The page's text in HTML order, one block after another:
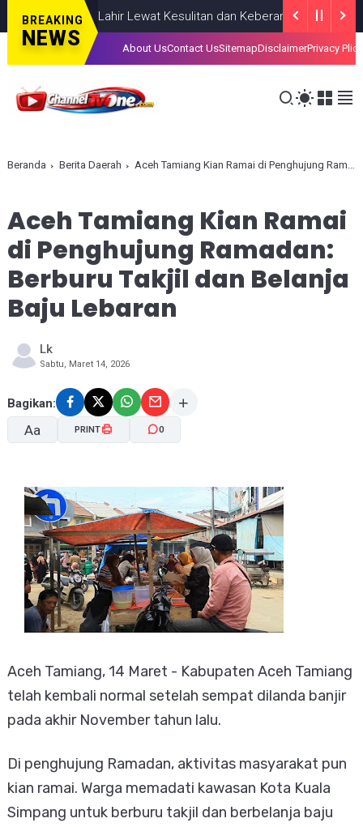
BREAKING
NEWS
Lahir Lewat Kesulitan dan Keberanian NASIONAL
About UsContact UsSitemapDisclaimerPrivacy Plice
Beranda Berita Daerah Aceh Tamiang Kian Ramai di Penghujung Ramadan: Berburu Takjil dan Belanja Baju Lebaran
Aceh Tamiang Kian Ramai
di Penghujung Ramadan:
Berburu Takjil dan Belanja
Baju Lebaran
Lk
Sabtu, Maret 14, 2026
Bagikan:
Aa PRINT 0
Aceh Tamiang, 14 Maret - Kabupaten Aceh Tamiang
telah kembali normal setelah sempat dilanda banjir
pada akhir November tahun lalu.
Di penghujung Ramadan, aktivitas masyarakat pun
kian ramai. Warga memadati kawasan Kota Kuala
Simpang untuk berburu takjil dan berbelanja baju